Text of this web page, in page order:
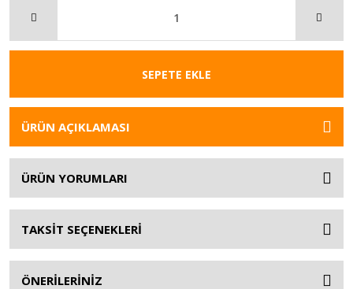
SEPETE EKLE
ÜRÜN AÇIKLAMASI
ÜRÜN YORUMLARI
TAKSİT SEÇENEKLERİ
ÖNERİLERİNİZ